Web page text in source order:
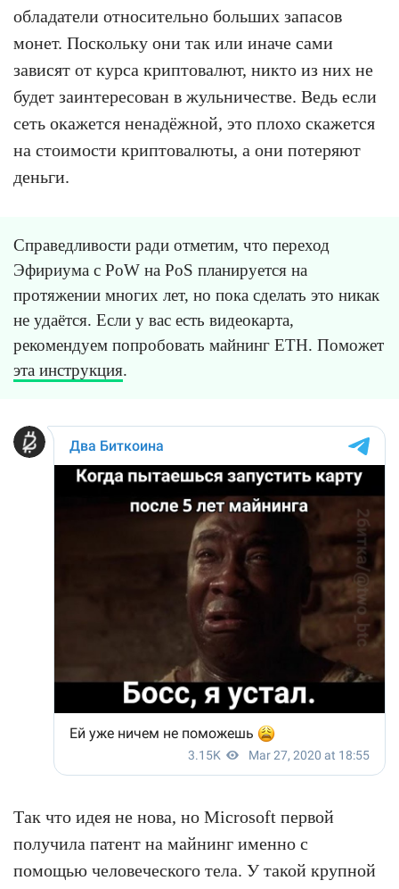
обладатели относительно больших запасов
монет. Поскольку они так или иначе сами
зависят от курса криптовалют, никто из них не
будет заинтересован в жульничестве. Ведь если
сеть окажется ненадёжной, это плохо скажется
на стоимости криптовалюты, а они потеряют
деньги.
Справедливости ради отметим, что переход
Эфириума с PoW на PoS планируется на
протяжении многих лет, но пока сделать это никак
не удаётся. Если у вас есть видеокарта,
рекомендуем попробовать майнинг ETH. Поможет
эта инструкция.
Так что идея не нова, но Microsoft первой
получила патент на майнинг именно с
помощью человеческого тела. У такой крупной